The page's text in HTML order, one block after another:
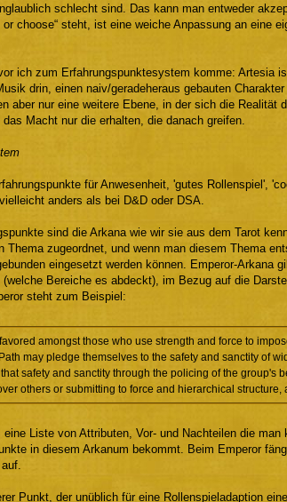
schlecht sind. Das kann man entweder
or choose“ steht, ist eine weiche Anpassung an eine
ich zum Erfahrungspunktesystem komme: Artesia
drin, einen naiv/geradeheraus gebauten
aber nur eine weitere Ebene, in der sich die Realität
Macht nur die erhalten, die danach greifen.
für Anwesenheit, 'gutes Rollenspiel',
anders als bei D&D oder DSA.
sind die Arkana wie wir sie aus dem Tarot
Thema zugeordnet, und wenn man diesem Thema
eingesetzt werden können. Emperor-Arkana
Bereiche es abdeckt), im Bezug auf die
steht zum Beispiel:
amongst those who use strength and force to
may pledge themselves to the safety and sanctity of
safety and sanctity through the policing of the group's
others or submitting to force and hierarchical structure,
Liste von Attributen, Vor- und Nachteilen die
in diesem Arkanum bekommt. Beim Emperor
Punkt, der unüblich für eine Rollenspieladaption